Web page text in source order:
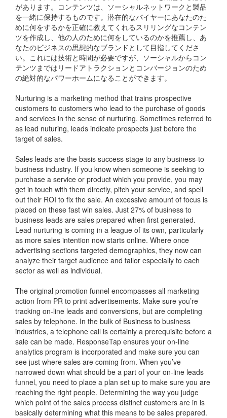
があります。コンテンツは、ソーシャルネットワークと製品
を一緒に保持するものです。潜在的なバイヤーにあなたのた
めに何をするかを正確に教えてくれるスリリングなコンテン
ツを作成し、他の人のために何をしているのかを推薦し、あ
なたのビジネスの思想的なブランドとして目指してくださ
い。これには技術と時間が必要ですが、ソーシャルからコン
テンツまではリードアトラクションとコンバージョンのため
の絶対的なパワーホームになることができます。
Nurturing is a marketing method that trains prospective
customers to customers who lead to the purchase of goods
and services in the sense of nurturing. Sometimes referred to
as lead nuturing, leads indicate prospects just before the
target of sales.
Sales leads are the basis success stage to any business-to
business industry. If you know when someone is seeking to
purchase a service or product which you provide, you may
get in touch with them directly, pitch your service, and spell
out their ROI to fix the sale. An excessive amount of focus is
placed on these fast win sales. Just 27% of business to
business leads are sales prepared when first generated.
Lead nurturing is coming in a league of its own, particularly
as more sales intention now starts online. Where once
advertising sections targeted demographics, they now can
analyze their target audience and tailor especially to each
sector as well as individual.
The original promotion funnel encompasses all marketing
action from PR to print advertisements. Make sure you’re
tracking on-line leads and conversions, but are completing
sales by telephone. In the bulk of Business to business
industries, a telephone call is certainly a prerequisite before a
sale can be made. ResponseTap ensures your on-line
analytics program is incorporated and make sure you can
see just where sales are coming from. When you’ve
narrowed down what should be a part of your on-line leads
funnel, you need to place a plan set up to make sure you are
reaching the right people. Determining the way you judge
which point of the sales process distinct customers are in is
basically determining what this means to be sales prepared.